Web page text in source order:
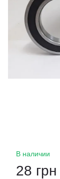
В наличии
28 грн